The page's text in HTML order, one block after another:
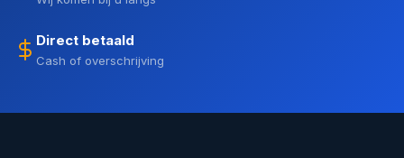
Direct betaald
Cash of overschrijving